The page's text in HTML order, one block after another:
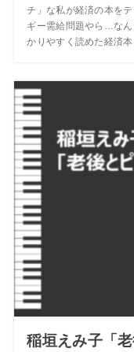
チ」な私が経済の本を
ギー需給問題やら…な
かりやすく読めた経済本
稲垣えみ子「